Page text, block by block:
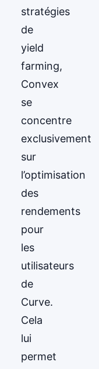
stratégies
de
yield
farming,
Convex
se
concentre
exclusivement
sur
l’optimisation
des
rendements
pour
les
utilisateurs
de
Curve.
Cela
lui
permet